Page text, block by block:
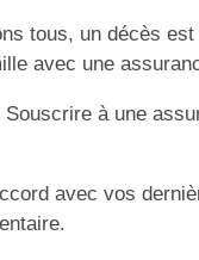
tous, un décès
avec une
à une
avec vos